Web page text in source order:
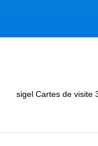
sigel Cartes de visite